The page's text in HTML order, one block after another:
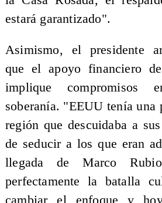
estará garantizado".
Asimismo, el presidente
que el apoyo financiero
implique compromisos
soberanía. "EEUU tenía una
región que descuidaba a
de seducir a los que eran
llegada de Marco
perfectamente la batalla
cambiar el enfoque y